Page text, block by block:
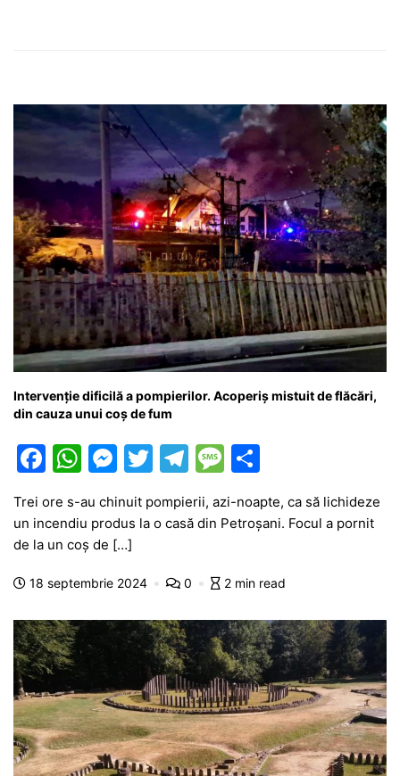
Intervenție dificilă a pompierilor. Acoperiș mistuit de flăcări,
din cauza unui coș de fum
F
c
e
b
o
o
k
W
at
s
A
p
M
s
s
e
g
er
T
itt
T
el
e
a
m
M
e
s
a
e
ta
a
ă
Trei ore s-au chinuit pompierii, azi-noapte, ca să lichideze
un incendiu produs la o casă din Petroșani. Focul a pornit
de la un coș de […]
18 septembrie 2024 0 2 min read